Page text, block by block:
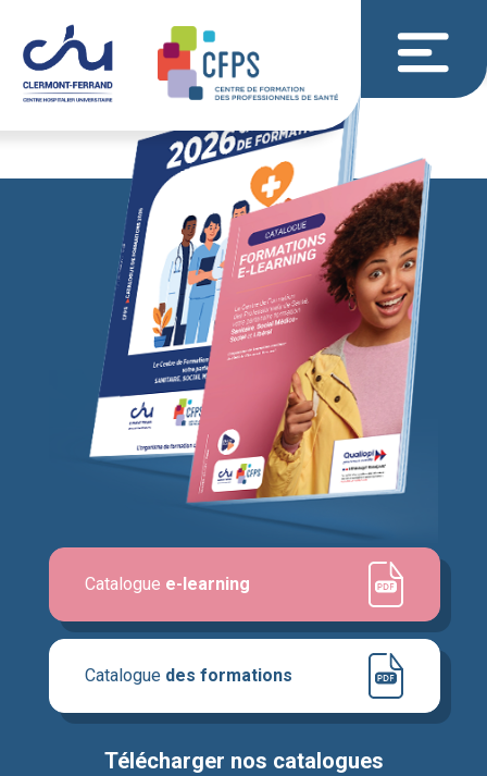
Télécharger nos catalogues
Catalogue des formations
Catalogue e-learning